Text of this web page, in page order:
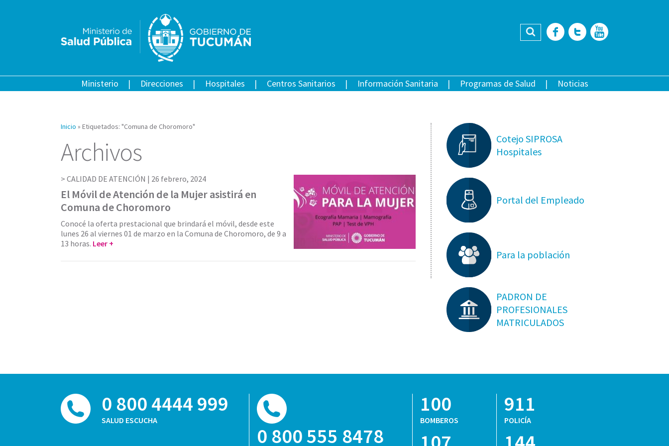
Buscar Facebook
Twitter
Ministerio Direcciones Hospitales Centros Sanitarios Información Sanitaria Programas de Salud Noticias
Inicio » Etiquetados: "Comuna de Choromoro"
Archivos
CALIDAD DE ATENCIÓN | 26 febrero, 2024
El Móvil de Atención de la Mujer asistirá en
Comuna de Choromoro
Conocé la oferta prestacional que brindará el móvil, desde este
lunes 26 al viernes 01 de marzo en la Comuna de Choromoro, de 9 a
13 horas. Leer +
Cotejo SIPROSA
Hospitales
Portal del Empleado
Para la población
PADRON DE
PROFESIONALES
MATRICULADOS
0 800 4444 999
SALUD ESCUCHA
0 800 555 8478
100
BOMBEROS
911
POLICÍA